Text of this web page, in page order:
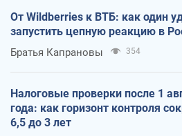
От Wildberries к ВТБ: как один
запустить цепную реакцию в
Братья Капрановы 354
Налоговые проверки после 1
года: как горизонт контроля
6,5 до 3 лет